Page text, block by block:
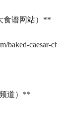
食谱网站）**
baked-caesar-
道）**